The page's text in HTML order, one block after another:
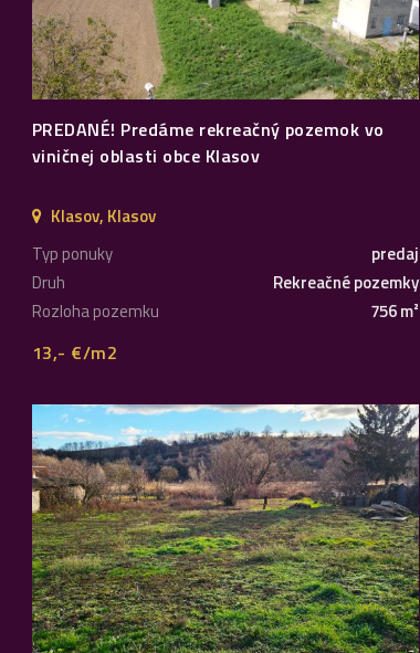
PREDANÉ! Predáme rekreačný pozemok vo
viničnej oblasti obce Klasov
Klasov, Klasov
Typ ponuky
predaj
Druh
Rekreačné pozemky
Rozloha pozemku
756 m²
13,- €/m2